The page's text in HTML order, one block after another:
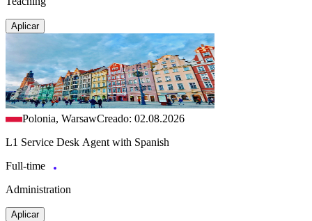
Aplicar
Polonia, WarsawCreado: 02.08.2026
L1 Service Desk Agent with Spanish
Full-time
Administration
Aplicar